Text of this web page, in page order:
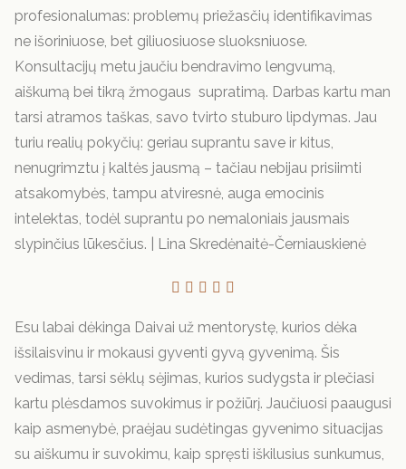
profesionalumas: problemų priežasčių identifikavimas
ne išoriniuose, bet giliuosiuose sluoksniuose.
Konsultacijų metu jaučiu bendravimo lengvumą,
aiškumą bei tikrą žmogaus supratimą. Darbas kartu man
tarsi atramos taškas, savo tvirto stuburo lipdymas. Jau
turiu realių pokyčių: geriau suprantu save ir kitus,
nenugrimztu į kaltės jausmą – tačiau nebijau prisiimti
atsakomybės, tampu atviresnė, auga emocinis
intelektas, todėl suprantu po nemaloniais jausmais
slypinčius lūkesčius. |
Lina Skredėnaitė-Černiauskienė
    
Esu labai dėkinga Daivai už mentorystę, kurios dėka
išsilaisvinu ir mokausi gyventi gyvą gyvenimą. Šis
vedimas, tarsi sėklų sėjimas, kurios sudygsta ir plečiasi
kartu plėsdamos suvokimus ir požiūrį. Jaučiuosi paaugusi
kaip asmenybė, praėjau sudėtingas gyvenimo situacijas
su aiškumu ir suvokimu, kaip spręsti iškilusius sunkumus,